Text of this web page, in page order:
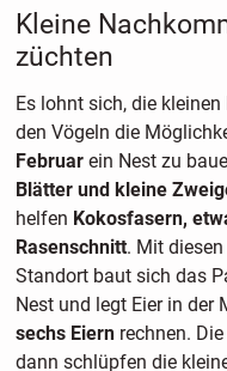
Kleine
züchten
Es lohnt sich, die
den Vögeln die
Februarein Nest zu
Blätter und kleine
helfen Kokosfasern,
Rasenschnitt. Mit
Standort baut sich das
Nest und legt Eier in der
sechs Eiernrechnen.
dann schlüpfen die